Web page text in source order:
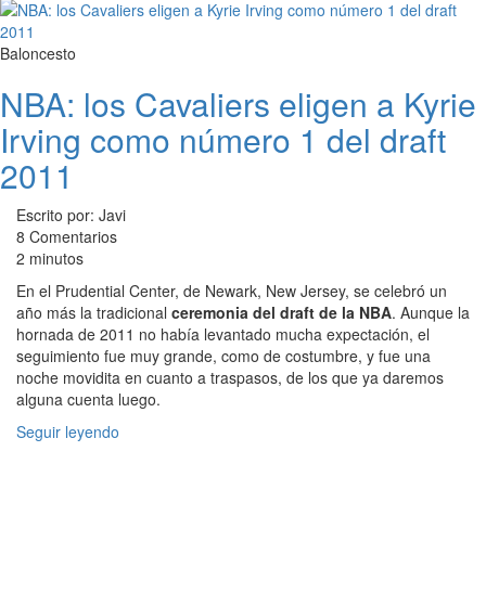
Baloncesto
NBA: los Cavaliers eligen a Kyrie
Irving como número 1 del draft
2011
Escrito por: Javi
8 Comentarios
2 minutos
En el Prudential Center, de Newark, New Jersey, se celebró un
año más la tradicional ceremonia del draft de la NBA. Aunque la
hornada de 2011 no había levantado mucha expectación, el
seguimiento fue muy grande, como de costumbre, y fue una
noche movidita en cuanto a traspasos, de los que ya daremos
alguna cuenta luego.
Seguir leyendo